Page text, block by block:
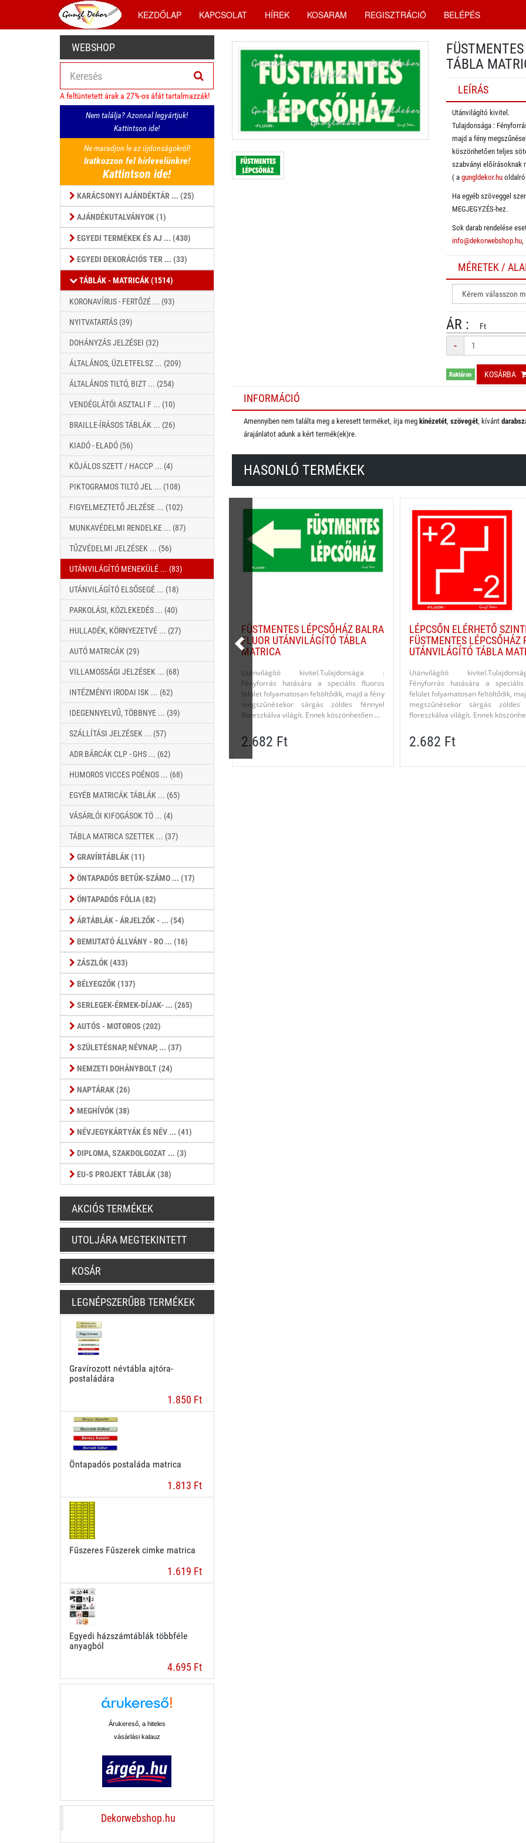
KEZDŐLAP KAPCSOLAT HÍREK KOSARAM REGISZTRÁCIÓ BELÉPÉS
WEBSHOP
A feltüntetett árak a 27%-os áfát tartalmazzák!
Nem találja? Azonnal legyártjuk!
Kattintson ide!
Ne maradjon le az újdonságokról!
Iratkozzon fel hírlevelünkre!
Kattintson ide!
KARÁCSONYI AJÁNDÉKTÁR ... (25)
AJÁNDÉKUTALVÁNYOK (1)
EGYEDI TERMÉKEK ÉS AJ ... (430)
EGYEDI DEKORÁCIÓS TER ... (33)
TÁBLÁK - MATRICÁK (1514)
KORONAVÍRUS - FERTŐZÉ ... (93)
NYITVATARTÁS (39)
DOHÁNYZÁS JELZÉSEI (32)
ÁLTALÁNOS, ÜZLETFELSZ ... (209)
ÁLTALÁNOS TILTÓ, BIZT ... (254)
VENDÉGLÁTÓI ASZTALI F ... (10)
BRAILLE-ÍRÁSOS TÁBLÁK ... (26)
KIADÓ - ELADÓ (56)
KÖJÁLOS SZETT / HACCP ... (4)
PIKTOGRAMOS TILTÓ JEL ... (108)
FIGYELMEZTETŐ JELZÉSE ... (102)
MUNKAVÉDELMI RENDELKE ... (87)
TŰZVÉDELMI JELZÉSEK ... (56)
UTÁNVILÁGÍTÓ MENEKÜLÉ ... (83)
UTÁNVILÁGÍTÓ ELSŐSEGÉ ... (18)
PARKOLÁSI, KÖZLEKEDÉS ... (40)
HULLADÉK, KÖRNYEZETVÉ ... (27)
AUTÓ MATRICÁK (29)
VILLAMOSSÁGI JELZÉSEK ... (68)
INTÉZMÉNYI IRODAI ISK ... (62)
IDEGENNYELVŰ, TÖBBNYE ... (39)
SZÁLLÍTÁSI JELZÉSEK ... (57)
ADR BÁRCÁK CLP - GHS ... (62)
HUMOROS VICCES POÉNOS ... (68)
EGYÉB MATRICÁK TÁBLÁK ... (65)
VÁSÁRLÓI KIFOGÁSOK TÖ ... (4)
TÁBLA MATRICA SZETTEK ... (37)
GRAVÍRTÁBLÁK (11)
ÖNTAPADÓS BETŰK-SZÁMO ... (17)
ÖNTAPADÓS FÓLIA (82)
ÁRTÁBLÁK - ÁRJELZŐK - ... (54)
BEMUTATÓ ÁLLVÁNY - RO ... (16)
ZÁSZLÓK (433)
BÉLYEGZŐK (137)
SERLEGEK-ÉRMEK-DÍJAK- ... (265)
AUTÓS - MOTOROS (202)
SZÜLETÉSNAP, NÉVNAP, ... (37)
NEMZETI DOHÁNYBOLT (24)
NAPTÁRAK (26)
MEGHÍVÓK (38)
NÉVJEGYKÁRTYÁK ÉS NÉV ... (41)
DIPLOMA, SZAKDOLGOZAT ... (3)
EU-S PROJEKT TÁBLÁK (38)
AKCIÓS TERMÉKEK
UTOLJÁRA MEGTEKINTETT
KOSÁR
LEGNÉPSZERŰBB TERMÉKEK
Gravírozott névtábla ajtóra-
postaládára
1.850 Ft
Öntapadós postaláda matrica
1.813 Ft
Fűszeres Fűszerek cimke matrica
1.619 Ft
Egyedi házszámtáblák többféle
anyagból
4.695 Ft
Árukereső, a hiteles
vásárlási kalauz
Dekorwebshop.hu
TÁBLA
LEÍRÁS
Utánvilágító kivitel.
​Tulajdonsága :
majd a fény
köszönhetően teljes
szabványi előírásoknak
( agungldekor.hu
Ha egyéb szöveggel
MEGJEGYZÉS-hez.
Sok darab rendelése
info@dekorwebshop.hu,
MÉRETEK /
ÁR :
Ft
Mennyiség
-
Raktáron KOSÁRBA
INFORMÁCIÓ
Amennyiben nem találta meg a keresett terméket, írja meg kinézetét, szövegét, kívánt
árajánlatot adunk a kért termék(ek)re.
HASONLÓ TERMÉKEK
FÜSTMENTES LÉPCSŐHÁZ BALRA
FLUOR UTÁNVILÁGÍTÓ TÁBLA
MATRICA
Utánvilágító kivitel.​Tulajdonsága :
Fényforrás hatására a speciális fluoros
felület folyamatosan feltöltődik, majd a fény
megszűnésekor sárgás zöldes fénnyel
floreszkálva világít. Ennek köszönhetően ...
2.682 Ft
LÉPCSŐN ELÉRHETŐ
FÜSTMENTES LÉPCSŐHÁZ
UTÁNVILÁGÍTÓ TÁBLA
Utánvilágító
Fényforrás hatására a
felület folyamatosan feltöltődik,
megszűnésekor sárgás zöldes
floreszkálva világít. Ennek
2.682 Ft